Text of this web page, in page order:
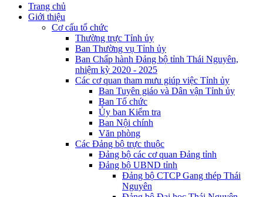
Trang chủ
Giới thiệu
Cơ cấu tổ chức
Thường trực Tỉnh ủy
Ban Thường vụ Tỉnh ủy
Ban Chấp hành Đảng bộ tỉnh Thái Nguyên,
nhiệm kỳ 2020 - 2025
Các cơ quan tham mưu giúp việc Tỉnh ủy
Ban Tuyên giáo và Dân vận Tỉnh ủy
Ban Tổ chức
Ủy ban Kiểm tra
Ban Nội chính
Văn phòng
Các Đảng bộ trực thuộc
Đảng bộ các cơ quan Đảng tỉnh
Đảng bộ UBND tỉnh
Đảng bộ CTCP Gang thép Thái
Nguyên